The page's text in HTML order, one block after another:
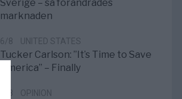
Sverige – så förändrades
marknaden
6/8 UNITED STATES
Tucker Carlson: ”It’s Time to Save
America” – Finally
5/8 OPINION